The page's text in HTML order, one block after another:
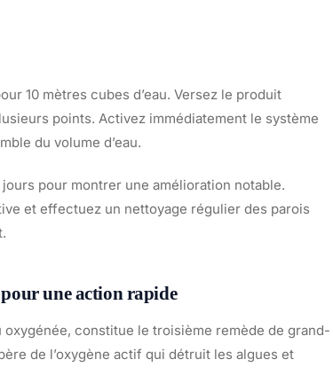
10 mètres cubes d’eau. Versez le produit
points. Activez immédiatement le système
du volume d’eau.
pour montrer une amélioration notable.
et effectuez un nettoyage régulier des parois
pour une action rapide
oxygénée, constitue le troisième remède de grand-
de l’oxygène actif qui détruit les algues et